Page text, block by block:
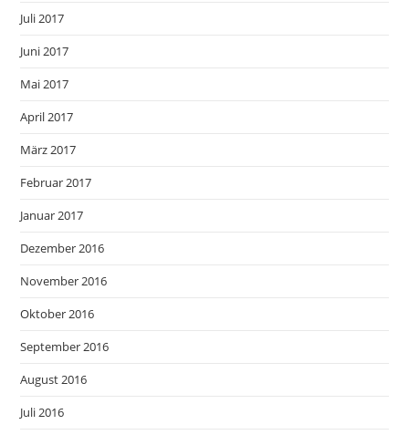
Juli 2017
Juni 2017
Mai 2017
April 2017
März 2017
Februar 2017
Januar 2017
Dezember 2016
November 2016
Oktober 2016
September 2016
August 2016
Juli 2016